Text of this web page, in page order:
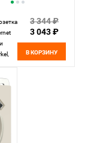
3 344 ₽
3 043 ₽
В КОРЗИНУ